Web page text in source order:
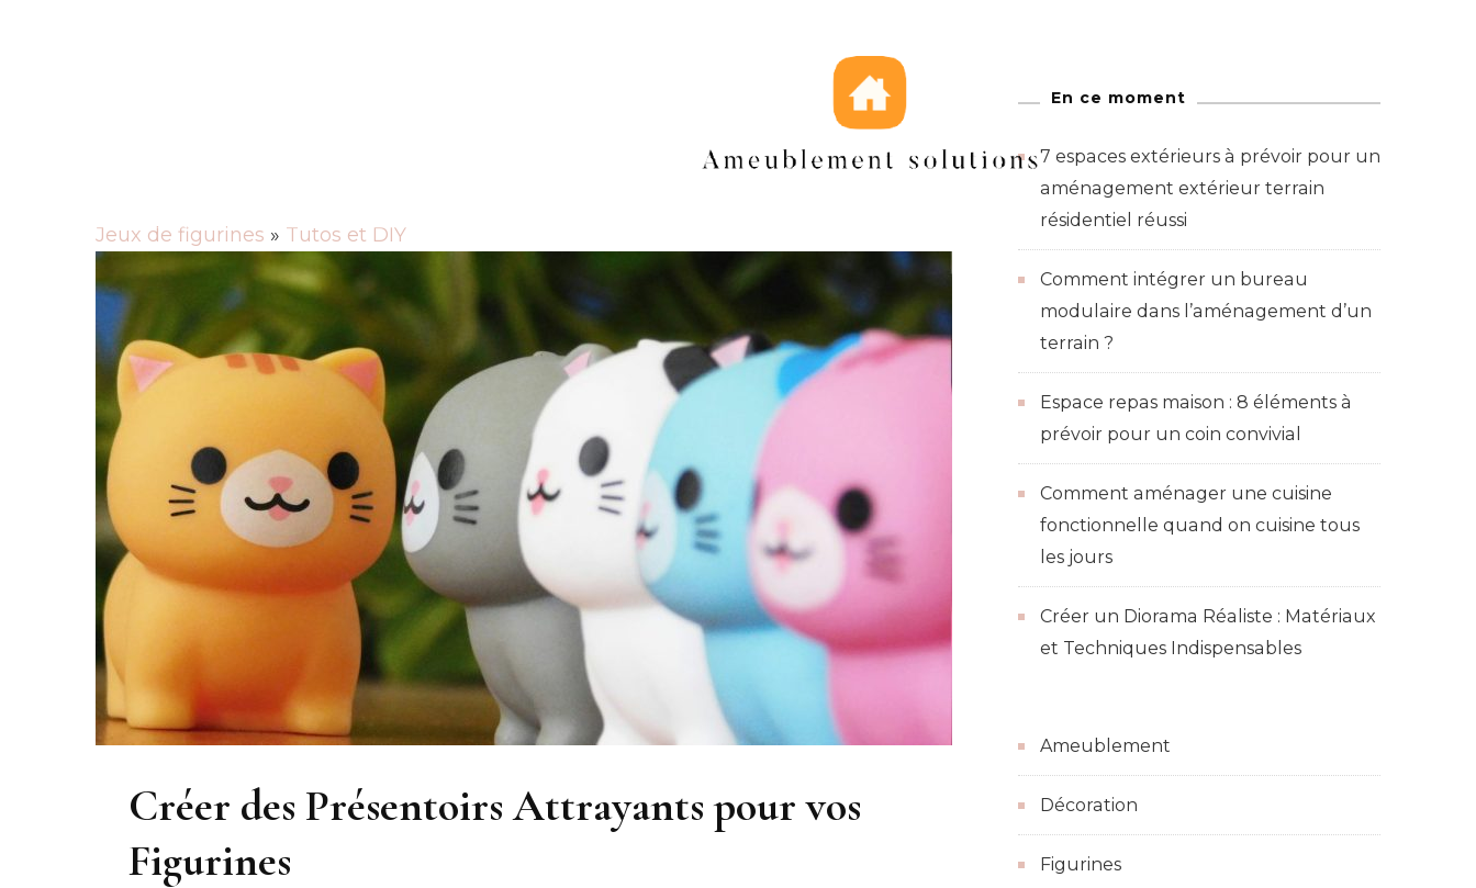
Jeux de figurines » Tutos et DIY
Créer des Présentoirs Attrayants pour vos
Figurines
En ce moment
7 espaces extérieurs à prévoir pour un
aménagement extérieur terrain
résidentiel réussi
Comment intégrer un bureau
modulaire dans l’aménagement d’un
terrain ?
Espace repas maison : 8 éléments à
prévoir pour un coin convivial
Comment aménager une cuisine
fonctionnelle quand on cuisine tous
les jours
Créer un Diorama Réaliste : Matériaux
et Techniques Indispensables
Ameublement
Décoration
Figurines